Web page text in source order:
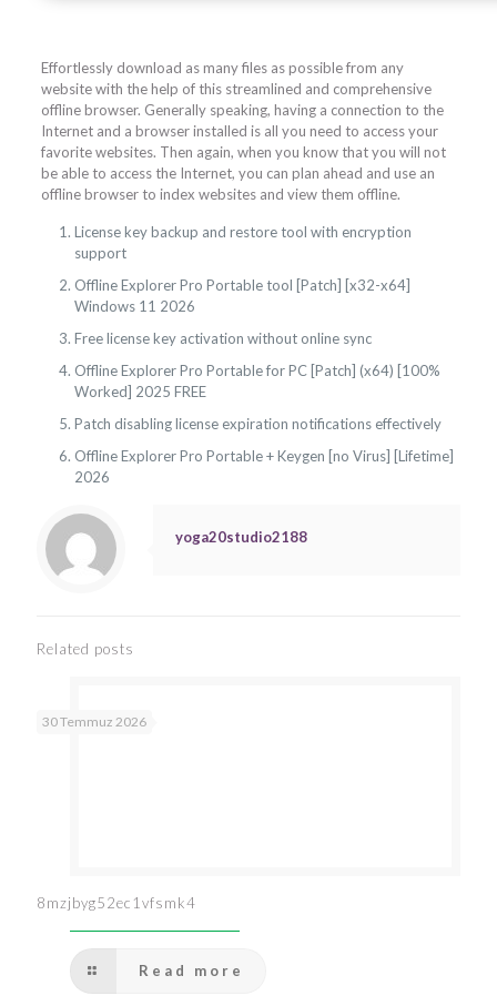
Effortlessly download as many files as possible from any
website with the help of this streamlined and comprehensive
offline browser. Generally speaking, having a connection to the
Internet and a browser installed is all you need to access your
favorite websites. Then again, when you know that you will not
be able to access the Internet, you can plan ahead and use an
offline browser to index websites and view them offline.
License key backup and restore tool with encryption
support
Offline Explorer Pro Portable tool [Patch] [x32-x64]
Windows 11 2026
Free license key activation without online sync
Offline Explorer Pro Portable for PC [Patch] (x64) [100%
Worked] 2025 FREE
Patch disabling license expiration notifications effectively
Offline Explorer Pro Portable + Keygen [no Virus] [Lifetime]
2026
yoga20studio2188
Related posts
30 Temmuz 2026
8mzjbyg52ec1vfsmk4
Read more